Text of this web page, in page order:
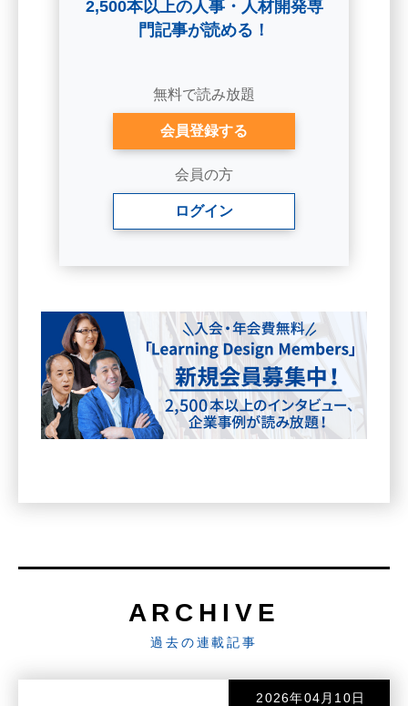
2,500本以上の人事・人材開発専
門記事が読める！
無料で読み放題
会員登録する
会員の方
ログイン
ARCHIVE
過去の連載記事
2026年04月10日